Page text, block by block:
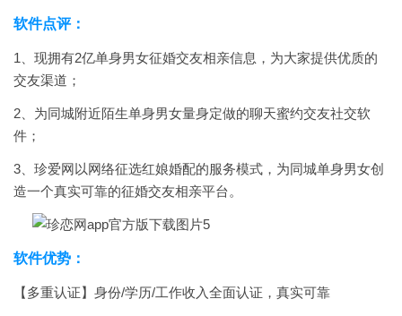
软件点评：
1、现拥有2亿单身男女征婚交友相亲信息，为大家提供优质的
交友渠道；
2、为同城附近陌生单身男女量身定做的聊天蜜约交友社交软
件；
3、珍爱网以网络征选红娘婚配的服务模式，为同城单身男女创
造一个真实可靠的征婚交友相亲平台。
软件优势：
【多重认证】身份/学历/工作收入全面认证，真实可靠